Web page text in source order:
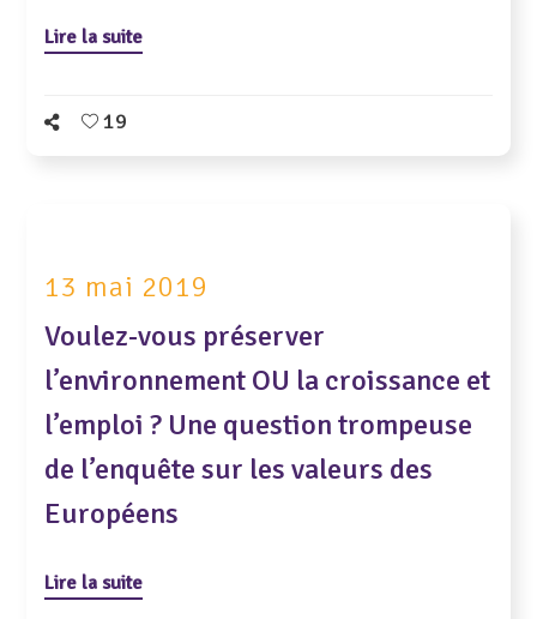
Lire la suite
19
13 mai 2019
Voulez-vous préserver
l’environnement OU la croissance et
l’emploi ? Une question trompeuse
de l’enquête sur les valeurs des
Européens
Lire la suite